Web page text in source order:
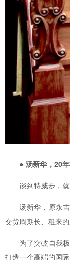
● 汤新华，20
谈到特威步，
汤新华，原永
交货周期长、租来
为了突破自我
打造一个高端的国